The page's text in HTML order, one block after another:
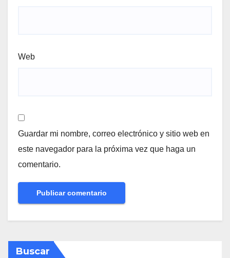
Web
Guardar mi nombre, correo electrónico y sitio web en
este navegador para la próxima vez que haga un
comentario.
Buscar